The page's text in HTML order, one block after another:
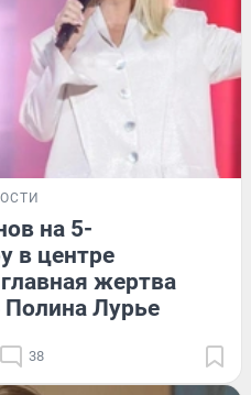
на 5-
в центре
жертва
Лурье
38